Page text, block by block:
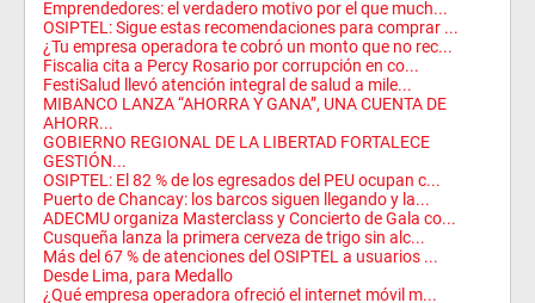
Emprendedores: el verdadero motivo por el que much...
OSIPTEL: Sigue estas recomendaciones para comprar ...
¿Tu empresa operadora te cobró un monto que no rec...
Fiscalia cita a Percy Rosario por corrupción en co...
FestiSalud llevó atención integral de salud a mile...
MIBANCO LANZA “AHORRA Y GANA”, UNA CUENTA DE
AHORR...
GOBIERNO REGIONAL DE LA LIBERTAD FORTALECE
GESTIÓN...
OSIPTEL: El 82 % de los egresados del PEU ocupan c...
Puerto de Chancay: los barcos siguen llegando y la...
ADECMU organiza Masterclass y Concierto de Gala co...
Cusqueña lanza la primera cerveza de trigo sin alc...
Más del 67 % de atenciones del OSIPTEL a usuarios ...
Desde Lima, para Medallo
¿Qué empresa operadora ofreció el internet móvil m...